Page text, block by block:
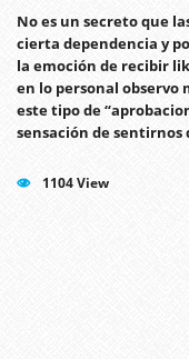
No es un secreto que
cierta dependencia y
la emoción de recibir
en lo personal observo
este tipo de
sensación de
1104 View